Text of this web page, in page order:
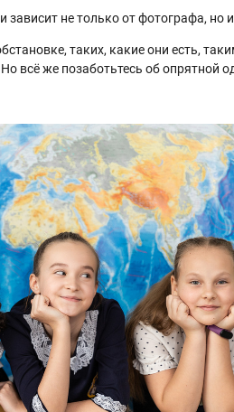
не только от фотографа, но
таких, какие они есть,
всё же позаботьтесь об опрятной